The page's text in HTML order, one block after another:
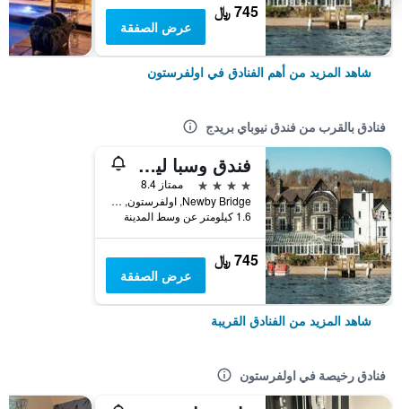
745 ﷼
عرض الصفقة
شاهد المزيد من أهم الفنادق في اولفرستون
فنادق بالقرب من فندق نيوباي بريدج
فندق وسبا ليكسايد
4 نجوم
ممتاز 8.4
Newby Bridge, اولفرستون, المملكة المتحدة
1.6 كيلومتر عن وسط المدينة
745 ﷼
عرض الصفقة
شاهد المزيد من الفنادق القريبة
فنادق رخيصة في اولفرستون